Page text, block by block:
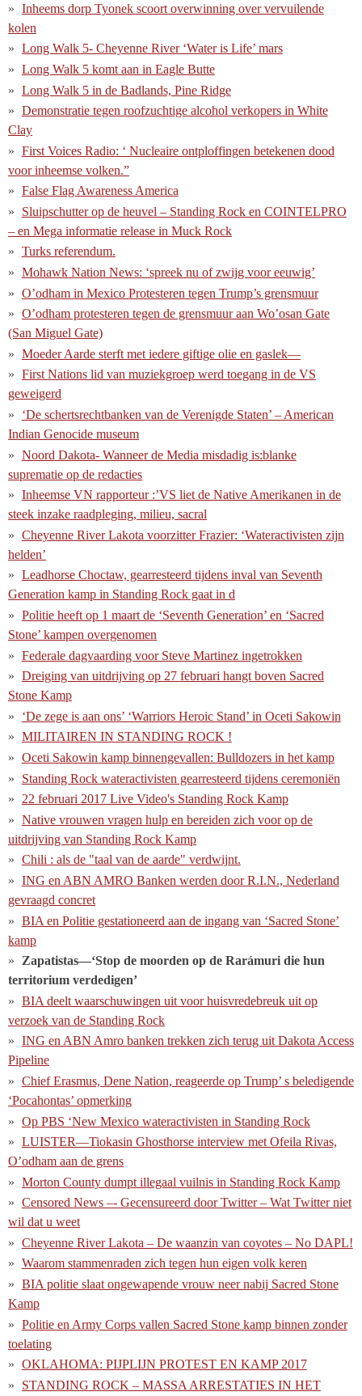
Inheems dorp Tyonek scoort overwinning over vervuilende
kolen
Long Walk 5- Cheyenne River ‘Water is Life’ mars
Long Walk 5 komt aan in Eagle Butte
Long Walk 5 in de Badlands, Pine Ridge
Demonstratie tegen roofzuchtige alcohol verkopers in White
Clay
First Voices Radio: ‘ Nucleaire ontploffingen betekenen dood
voor inheemse volken.”
False Flag Awareness America
Sluipschutter op de heuvel – Standing Rock en COINTELPRO
– en Mega informatie release in Muck Rock
Turks referendum.
Mohawk Nation News: ‘spreek nu of zwijg voor eeuwig’
O’odham in Mexico Protesteren tegen Trump’s grensmuur
O’odham protesteren tegen de grensmuur aan Wo’osan Gate
(San Miguel Gate)
Moeder Aarde sterft met iedere giftige olie en gaslek—
First Nations lid van muziekgroep werd toegang in de VS
geweigerd
‘De schertsrechtbanken van de Verenigde Staten’ – American
Indian Genocide museum
Noord Dakota- Wanneer de Media misdadig is:blanke
suprematie op de redacties
Inheemse VN rapporteur :’VS liet de Native Amerikanen in de
steek inzake raadpleging, milieu, sacral
Cheyenne River Lakota voorzitter Frazier: ‘Wateractivisten zijn
helden’
Leadhorse Choctaw, gearresteerd tijdens inval van Seventh
Generation kamp in Standing Rock gaat in d
Politie heeft op 1 maart de ‘Seventh Generation’ en ‘Sacred
Stone’ kampen overgenomen
Federale dagvaarding voor Steve Martinez ingetrokken
Dreiging van uitdrijving op 27 februari hangt boven Sacred
Stone Kamp
‘De zege is aan ons’ ‘Warriors Heroic Stand’ in Oceti Sakowin
MILITAIREN IN STANDING ROCK !
Oceti Sakowin kamp binnengevallen: Bulldozers in het kamp
Standing Rock wateractivisten gearresteerd tijdens ceremoniën
22 februari 2017 Live Video's Standing Rock Kamp
Native vrouwen vragen hulp en bereiden zich voor op de
uitdrijving van Standing Rock Kamp
Chili : als de "taal van de aarde" verdwijnt.
ING en ABN AMRO Banken werden door R.I.N., Nederland
gevraagd concret
BIA en Politie gestationeerd aan de ingang van ‘Sacred Stone’
kamp
Zapatistas—‘Stop de moorden op de Rarámuri die hun
territorium verdedigen’
BIA deelt waarschuwingen uit voor huisvredebreuk uit op
verzoek van de Standing Rock
ING en ABN Amro banken trekken zich terug uit Dakota Access
Pipeline
Chief Erasmus, Dene Nation, reageerde op Trump’ s beledigende
‘Pocahontas’ opmerking
Op PBS ‘New Mexico wateractivisten in Standing Rock
LUISTER—Tiokasin Ghosthorse interview met Ofeila Rivas,
O’odham aan de grens
Morton County dumpt illegaal vuilnis in Standing Rock Kamp
Censored News –- Gecensureerd door Twitter – Wat Twitter niet
wil dat u weet
Cheyenne River Lakota – De waanzin van coyotes – No DAPL!
Waarom stammenraden zich tegen hun eigen volk keren
BIA politie slaat ongewapende vrouw neer nabij Sacred Stone
Kamp
Politie en Army Corps vallen Sacred Stone kamp binnen zonder
toelating
OKLAHOMA: PIJPLIJN PROTEST EN KAMP 2017
STANDING ROCK – MASSA ARRESTATIES IN HET